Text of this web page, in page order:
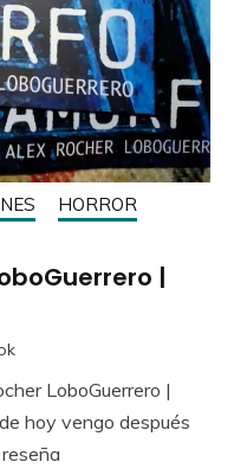
HORROR
|
LoboGuerrero |
hoy vengo después